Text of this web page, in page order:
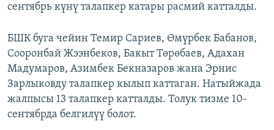
сентябрь күнү талапкер катары расмий катталды.
БШК буга чейин Темир Сариев, Өмүрбек Бабанов,
Сооронбай Жээнбеков, Бакыт Төрөбаев, Адахан
Мадумаров, Азимбек Бекназаров жана Эрнис
Зарлыковду талапкер кылып каттаган. Натыйжада
жалпысы 13 талапкер катталды. Толук тизме 10-
сентябрда белгилүү болот.